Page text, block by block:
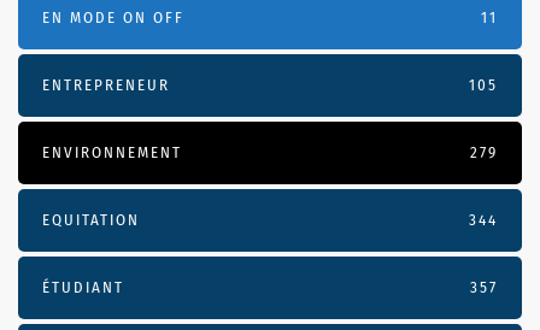
EN MODE ON OFF 11
ENTREPRENEUR 105
ENVIRONNEMENT 279
EQUITATION 344
ÉTUDIANT 357